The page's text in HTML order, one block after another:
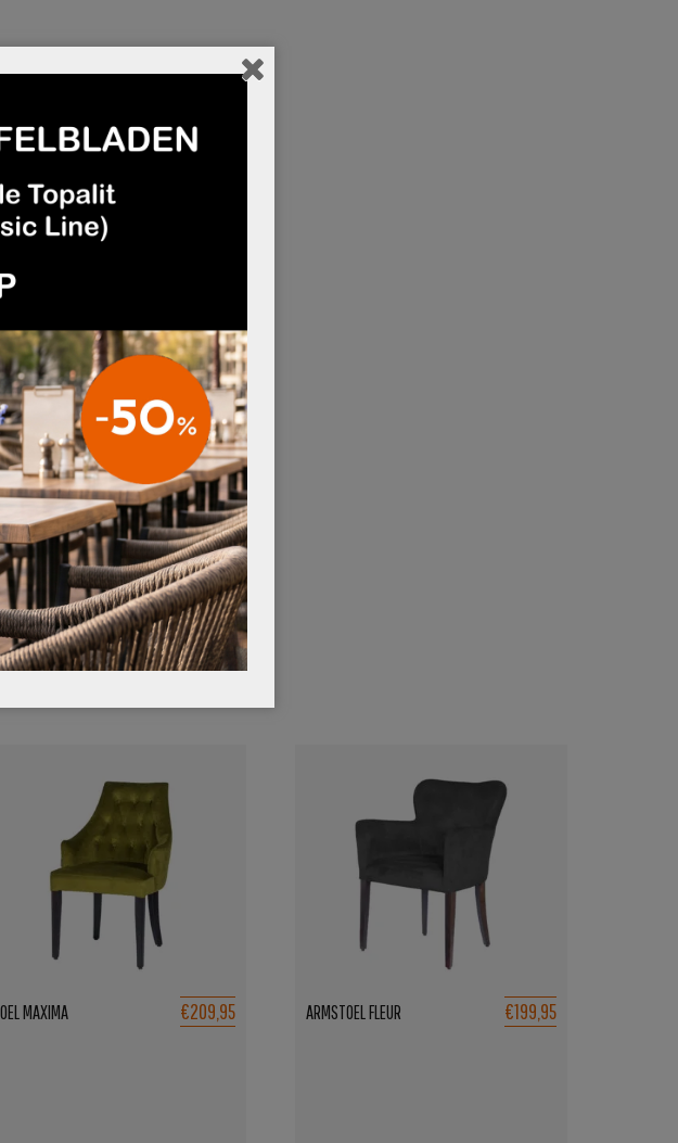
interieur.
kunstleder.
MAXIMA €209,95 ARMSTOEL FLEUR €199,95